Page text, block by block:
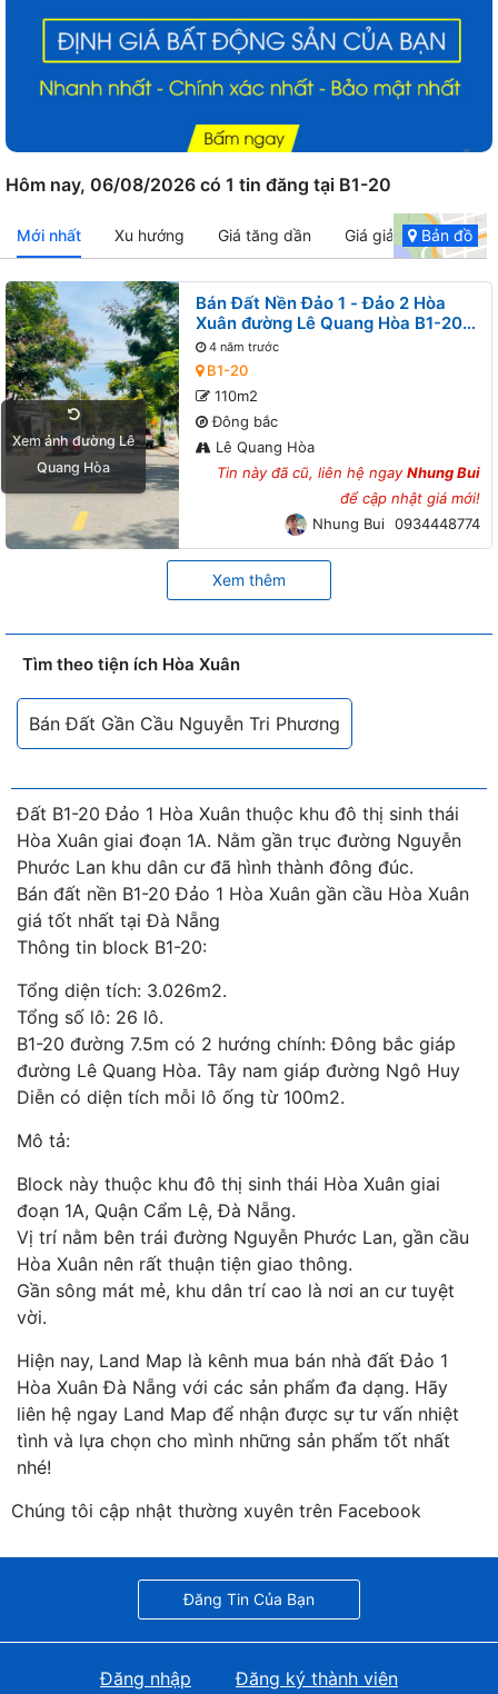
Hôm nay, 06/08/2026 có 1 tin đăng tại B1-20
Mới nhất Xu hướng Giá tăng dần Giá giảm dầnBản đồ
Xem ảnh đường Lê
Quang Hòa
Bán Đất Nền Đảo 1 - Đảo 2 Hòa
Xuân đường Lê Quang Hòa B1-20
lô x
4 năm trước
B1-20
110m2
Đông bắc
Lê Quang Hòa
Tin này đã cũ, liên hệ ngayNhung Bui
để cập nhật giá mới!
Nhung Bui 0934448774
Xem thêm
Tìm theo tiện ích Hòa Xuân
Bán Đất Gần Cầu Nguyễn Tri Phương
Đất B1-20 Đảo 1 Hòa Xuân thuộc khu đô thị sinh thái
Hòa Xuân giai đoạn 1A. Nằm gần trục đường Nguyễn
Phước Lan khu dân cư đã hình thành đông đúc.
Bán đất nền B1-20 Đảo 1 Hòa Xuân gần cầu Hòa Xuân
giá tốt nhất tại Đà Nẵng
Thông tin block B1-20:
Tổng diện tích: 3.026m2.
Tổng số lô: 26 lô.
B1-20 đường 7.5m có 2 hướng chính: Đông bắc giáp
đường Lê Quang Hòa. Tây nam giáp đường Ngô Huy
Diễn có diện tích mỗi lô ống từ 100m2.
Mô tả:
Block này thuộc khu đô thị sinh thái Hòa Xuân giai
đoạn 1A, Quận Cẩm Lệ, Đà Nẵng.
Vị trí nằm bên trái đường Nguyễn Phước Lan, gần cầu
Hòa Xuân nên rất thuận tiện giao thông.
Gần sông mát mẻ, khu dân trí cao là nơi an cư tuyệt
vời.
Hiện nay, Land Map là kênh mua bán nhà đất Đảo 1
Hòa Xuân Đà Nẵng với các sản phẩm đa dạng. Hãy
liên hệ ngay Land Map để nhận được sự tư vấn nhiệt
tình và lựa chọn cho mình những sản phẩm tốt nhất
nhé!
Chúng tôi cập nhật thường xuyên trên Facebook
Đăng Tin Của Bạn
Đăng nhập Đăng ký thành viên